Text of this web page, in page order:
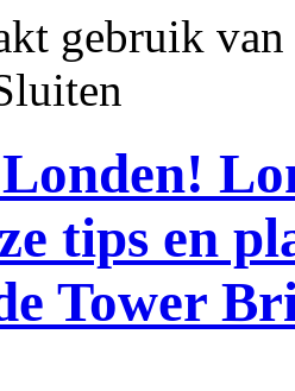
gebruik
tips en
Tower